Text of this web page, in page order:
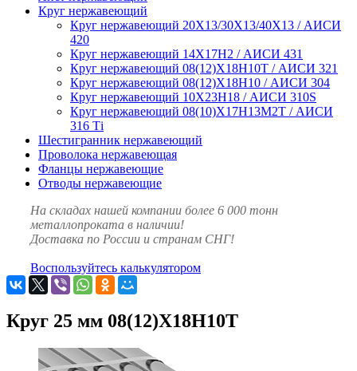
Круг нержавеющий
Круг нержавеющий 20Х13/30Х13/40Х13 / АИСИ
420
Круг нержавеющий 14Х17Н2 / АИСИ 431
Круг нержавеющий 08(12)Х18Н10Т / АИСИ 321
Круг нержавеющий 08(12)Х18Н10 / АИСИ 304
Круг нержавеющий 10Х23Н18 / АИСИ 310S
Круг нержавеющий 08(10)Х17Н13М2Т / АИСИ
316 Тi
Шестигранник нержавеющий
Проволока нержавеющая
Фланцы нержавеющие
Отводы нержавеющие
На складах нашей компании более 6 000 тонн
металлопроката в наличии!
Доставка по России и странам СНГ!
Воспользуйтесь калькулятором
Круг 25 мм 08(12)Х18Н10Т